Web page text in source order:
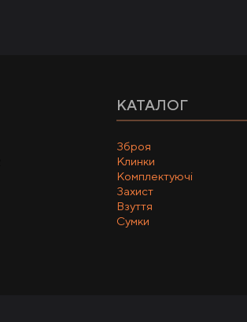
КАТАЛОГ
Зброя
Клинки
Комплектуючі
Захист
Взуття
Сумки